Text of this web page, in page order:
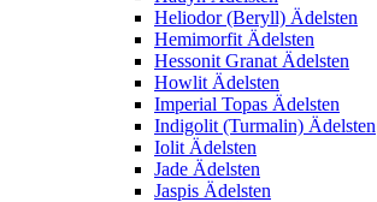
Heliodor (Beryll) Ädelsten
Hemimorfit Ädelsten
Hessonit Granat Ädelsten
Howlit Ädelsten
Imperial Topas Ädelsten
Indigolit (Turmalin) Ädelsten
Iolit Ädelsten
Jade Ädelsten
Jaspis Ädelsten